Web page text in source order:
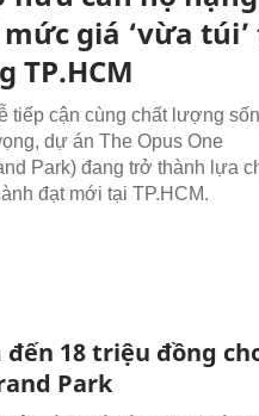
giá ‘vừa
TP.HCM
tiếp cận cùng chất lượng
dự án The Opus One
Park) đang trở thành lựa
đạt mới tại TP.HCM.
18 triệu đồng
Park